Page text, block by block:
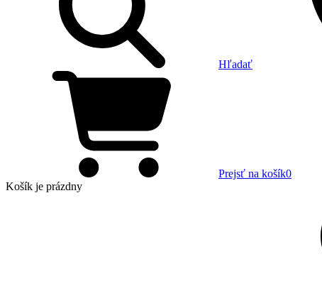
Hľadať
Prejsť na košík0
Košík je prázdny